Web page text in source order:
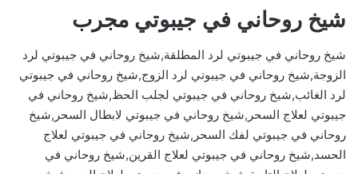
شيخ روحاني في جيبوتي مجرب
شيخ روحاني في جيبوتي لرد المطلقة,شيخ روحاني في جيبوتي لرد
الزوجة,شيخ روحاني في جيبوتي لرد الزوج,شيخ روحاني في جيبوتي
لرد الغائب,شيخ روحاني في جيبوتي لجلب الحظ,شيخ روحاني في
جيبوتي لعلاج السحر,شيخ روحاني في جيبوتي لابطال السحر,شيخ
روحاني في جيبوتي لفك السحر,شيخ روحاني في جيبوتي لعلاج
الحسد,شيخ روحاني في جيبوتي لعلاج القرين,شيخ روحاني في